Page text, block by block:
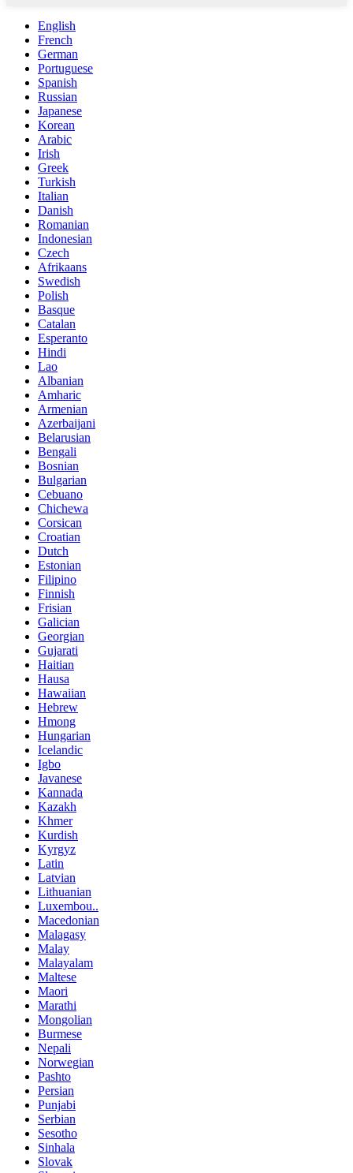
English
French
German
Portuguese
Spanish
Russian
Japanese
Korean
Arabic
Irish
Greek
Turkish
Italian
Danish
Romanian
Indonesian
Czech
Afrikaans
Swedish
Polish
Basque
Catalan
Esperanto
Hindi
Lao
Albanian
Amharic
Armenian
Azerbaijani
Belarusian
Bengali
Bosnian
Bulgarian
Cebuano
Chichewa
Corsican
Croatian
Dutch
Estonian
Filipino
Finnish
Frisian
Galician
Georgian
Gujarati
Haitian
Hausa
Hawaiian
Hebrew
Hmong
Hungarian
Icelandic
Igbo
Javanese
Kannada
Kazakh
Khmer
Kurdish
Kyrgyz
Latin
Latvian
Lithuanian
Luxembou..
Macedonian
Malagasy
Malay
Malayalam
Maltese
Maori
Marathi
Mongolian
Burmese
Nepali
Norwegian
Pashto
Persian
Punjabi
Serbian
Sesotho
Sinhala
Slovak